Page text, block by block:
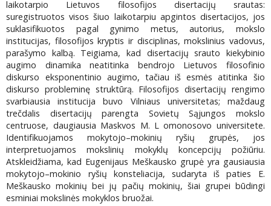
laikotarpio Lietuvos filosofijos disertacijų srautas:
suregistruotos visos šiuo laikotarpiu apgintos disertacijos, jos
suklasifikuotos pagal gynimo metus, autorius, mokslo
institucijas, filosofijos kryptis ir disciplinas, mokslinius vadovus,
parašymo kalbą. Teigiama, kad disertacijų srauto kiekybinio
augimo dinamika neatitinka bendrojo Lietuvos filosofinio
diskurso eksponentinio augimo, tačiau iš esmės atitinka šio
diskurso probleminę struktūrą. Filosofijos disertacijų rengimo
svarbiausia institucija buvo Vilniaus universitetas; maždaug
trečdalis disertacijų parengta Sovietų Sąjungos mokslo
centruose, daugiausia Maskvos M. L omonosovo universitete.
Identifikuojamos mokytojo–mokinių ryšių grupės, jos
interpretuojamos mokslinių mokyklų koncepcijų požiūriu.
Atskleidžiama, kad Eugenijaus Meškausko grupė yra gausiausia
mokytojo–mokinio ryšių konsteliacija, sudaryta iš paties E.
Meškausko mokinių bei jų pačių mokinių, šiai grupei būdingi
esminiai mokslinės mokyklos bruožai.